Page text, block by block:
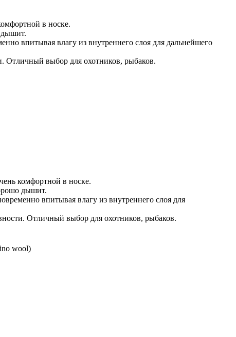
в носке.
дышит.
впитывая влагу из внутреннего слоя для дальнейшего
Отличный выбор для охотников, рыбаков.
комфортной в носке.
дышит.
впитывая влагу из внутреннего слоя для
Отличный выбор для охотников, рыбаков.
wool)